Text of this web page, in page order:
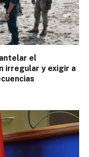
el
irregular y exigir a